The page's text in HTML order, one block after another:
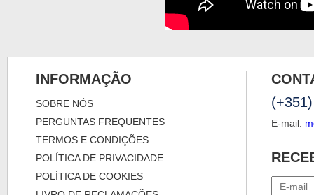
INFORMAÇÃO
SOBRE NÓS
PERGUNTAS FREQUENTES
TERMOS E CONDIÇÕES
POLÍTICA DE PRIVACIDADE
POLÍTICA DE COOKIES
E-mail: